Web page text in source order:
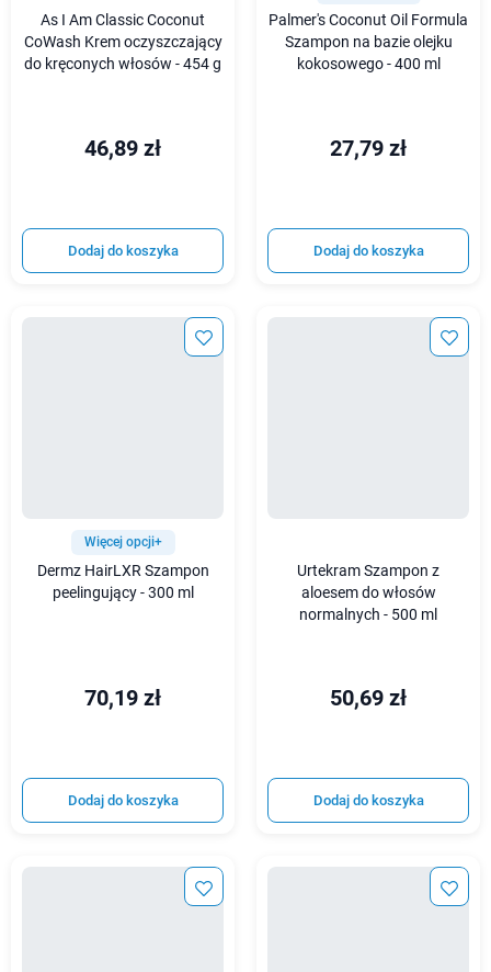
As I Am Classic Coconut
CoWash Krem oczyszczający
do kręconych włosów - 454 g
46,89 zł
Dodaj do koszyka
Palmer's Coconut Oil Formula
Szampon na bazie olejku
kokosowego - 400 ml
27,79 zł
Dodaj do koszyka
Więcej opcji+
Dermz HairLXR Szampon
peelingujący - 300 ml
70,19 zł
Dodaj do koszyka
Urtekram Szampon z
aloesem do włosów
normalnych - 500 ml
50,69 zł
Dodaj do koszyka